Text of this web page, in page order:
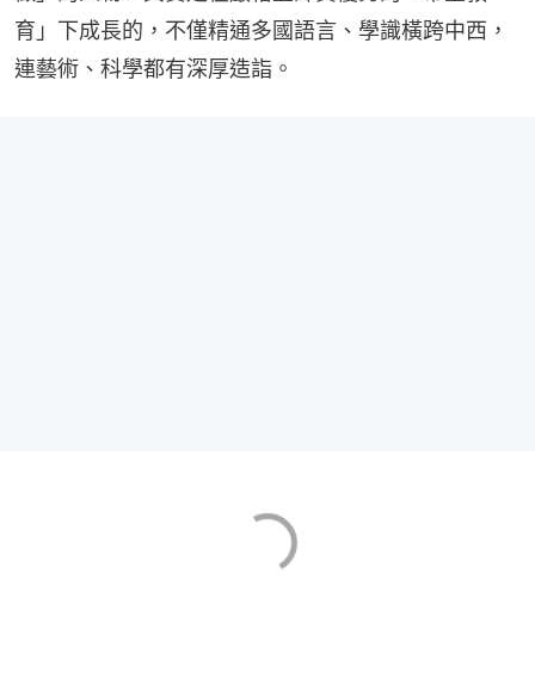
育」下成長的，不僅精通多國語言、學識橫跨中西，
連藝術、科學都有深厚造詣。